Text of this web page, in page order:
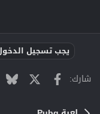
يجب تسجيل
شارك: فيسبوك